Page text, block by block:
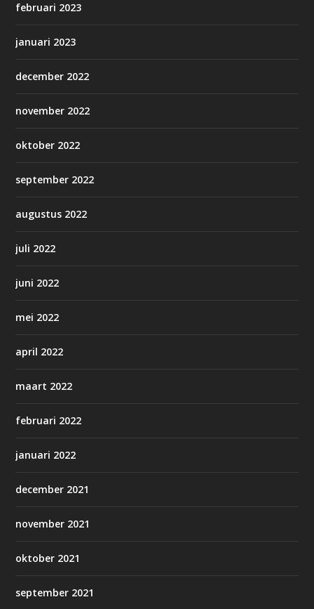
februari 2023
januari 2023
december 2022
november 2022
oktober 2022
september 2022
augustus 2022
juli 2022
juni 2022
mei 2022
april 2022
maart 2022
februari 2022
januari 2022
december 2021
november 2021
oktober 2021
september 2021